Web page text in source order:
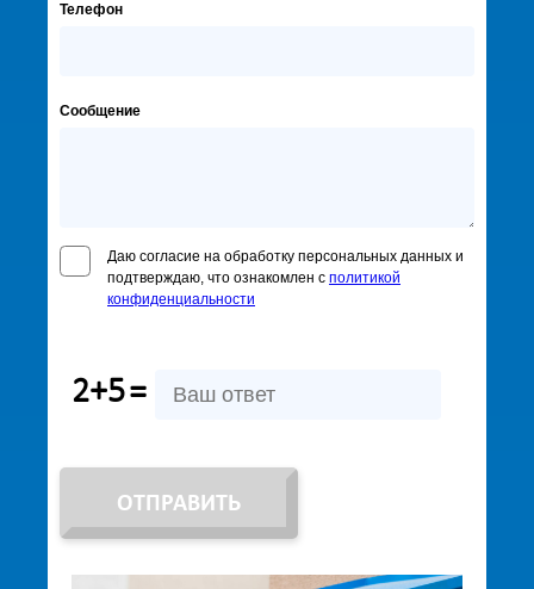
Телефон
Сообщение
Даю согласие на обработку персональных данных и
подтверждаю, что ознакомлен с политикой
конфиденциальности
2+5=
ОТПРАВИТЬ